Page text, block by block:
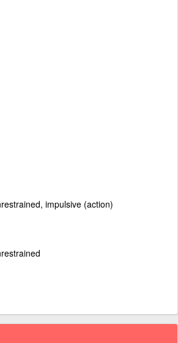
impulsive (action)